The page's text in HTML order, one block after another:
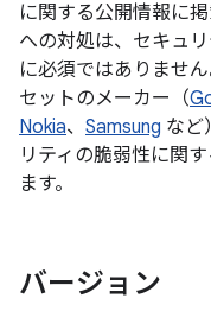
に関する公開情報に
への対処は、セキュ
に必須ではありませ
セットのメーカー（
Nokia、 Samsung など
リティの脆弱性に関
ます。
バージョン